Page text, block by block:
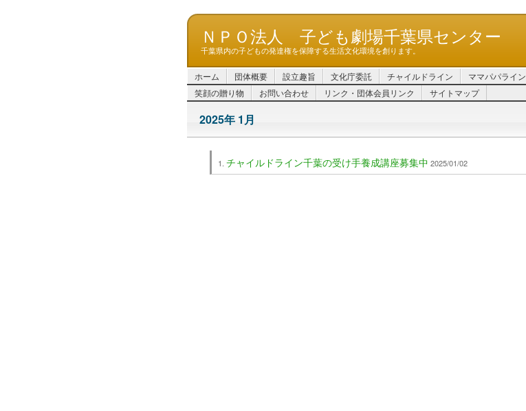
ＮＰＯ法人 子ども劇場千葉県センター
千葉県内の子どもの発達権を保障する生活文化環境を創ります。
ホーム 団体概要 設立趣旨 文化庁委託 チャイルドライン ママパパライン
笑顔の贈り物
お問い合わせ リンク・団体会員リンク サイトマップ
2025年 1月
チャイルドライン千葉の受け手養成講座募集中 2025/01/02